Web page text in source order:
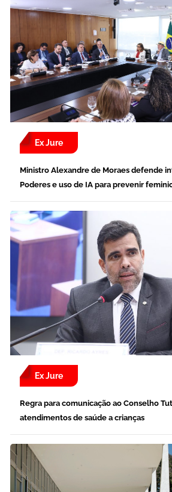
Ex Jure
Ministro Alexandre de Moraes defende
Poderes e uso de IA para prevenir
Ex Jure
Regra para comunicação ao Conselho
atendimentos de saúde a crianças